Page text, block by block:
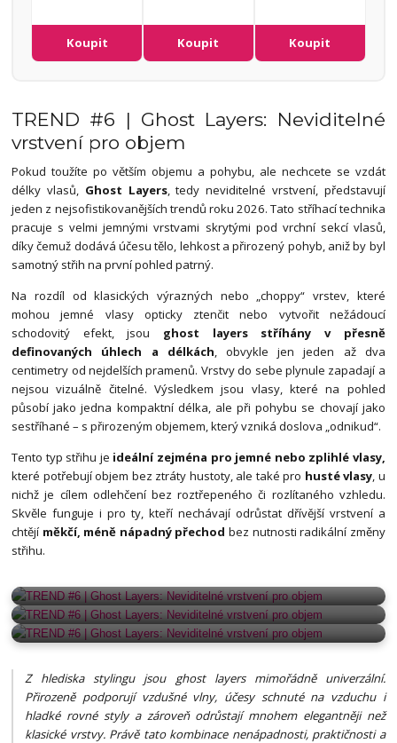
Koupit Koupit Koupit
TREND #6 | Ghost Layers: Neviditelné
vrstvení pro objem
Pokud toužíte po větším objemu a pohybu, ale nechcete se vzdát
délky vlasů, Ghost Layers, tedy neviditelné vrstvení, představují
jeden z nejsofistikovanějších trendů roku 2026. Tato stříhací technika
pracuje s velmi jemnými vrstvami skrytými pod vrchní sekcí vlasů,
díky čemuž dodává účesu tělo, lehkost a přirozený pohyb, aniž by byl
samotný střih na první pohled patrný.
Na rozdíl od klasických výrazných nebo „choppy“ vrstev, které
mohou jemné vlasy opticky ztenčit nebo vytvořit nežádoucí
schodovitý efekt, jsou ghost layers stříhány v přesně
definovaných úhlech a délkách, obvykle jen jeden až dva
centimetry od nejdelších pramenů. Vrstvy do sebe plynule zapadají a
nejsou vizuálně čitelné. Výsledkem jsou vlasy, které na pohled
působí jako jedna kompaktní délka, ale při pohybu se chovají jako
sestříhané – s přirozeným objemem, který vzniká doslova „odnikud“.
Tento typ střihu je ideální zejména pro jemné nebo zplihlé vlasy,
které potřebují objem bez ztráty hustoty, ale také pro husté vlasy, u
nichž je cílem odlehčení bez roztřepeného či rozlítaného vzhledu.
Skvěle funguje i pro ty, kteří nechávají odrůstat dřívější vrstvení a
chtějí měkčí, méně nápadný přechod bez nutnosti radikální změny
střihu.
GHOST LAYERS
GHOST LAYERS
Z hlediska stylingu jsou ghost layers mimořádně univerzální.
Přirozeně podporují vzdušné vlny, účesy schnuté na vzduchu i
hladké rovné styly a zároveň odrůstají mnohem elegantněji než
klasické vrstvy. Právě tato kombinace nenápadnosti, praktičnosti a